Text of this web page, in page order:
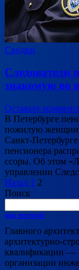
Сводки
Следователи
знакомую во
Оставьте
В Петербурге
пожилую
Санкт-
пенсионера
ссоры. Об этом
управлении
Пагинация
записей
Назад 1 2
Поиск
цок нострой
Главного
архитектурно-
квалификации —
организации